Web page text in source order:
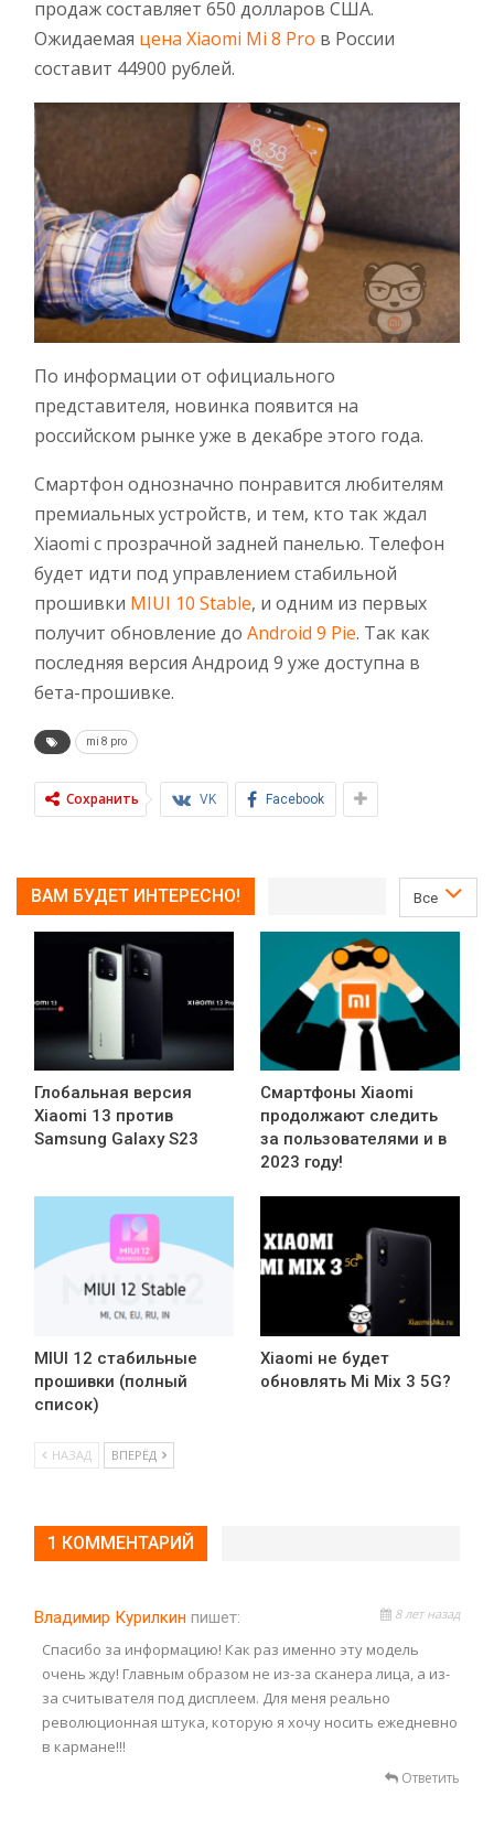
продаж составляет 650 долларов США.
Ожидаемая цена Xiaomi Mi 8 Pro в России
составит 44900 рублей.
По информации от официального
представителя, новинка появится на
российском рынке уже в декабре этого года.
Смартфон однозначно понравится любителям
премиальных устройств, и тем, кто так ждал
Xiaomi с прозрачной задней панелью. Телефон
будет идти под управлением стабильной
прошивки MIUI 10 Stable, и одним из первых
получит обновление до Android 9 Pie. Так как
последняя версия Андроид 9 уже доступна в
бета-прошивке.
mi 8 pro
Сохранить VK Facebook
Все
ВАМ БУДЕТ ИНТЕРЕСНО!
Глобальная версия
Xiaomi 13 против
Samsung Galaxy S23
Смартфоны Xiaomi
продолжают следить
за пользователями и в
2023 году!
MIUI 12 стабильные
прошивки (полный
список)
Xiaomi не будет
обновлять Mi Mix 3 5G?
НАЗАД ВПЕРЁД
1 КОММЕНТАРИЙ
Владимир Курилкин пишет: 8 лет назад
Спасибо за информацию! Как раз именно эту модель
очень жду! Главным образом не из-за сканера лица, а из-
за считывателя под дисплеем. Для меня реально
революционная штука, которую я хочу носить ежедневно
в кармане!!!
Ответить